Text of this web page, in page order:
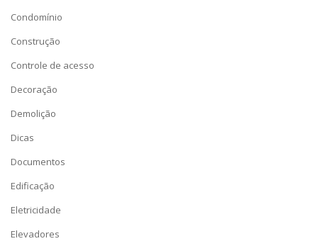
Condomínio
Construção
Controle de acesso
Decoração
Demolição
Dicas
Documentos
Edificação
Eletricidade
Elevadores